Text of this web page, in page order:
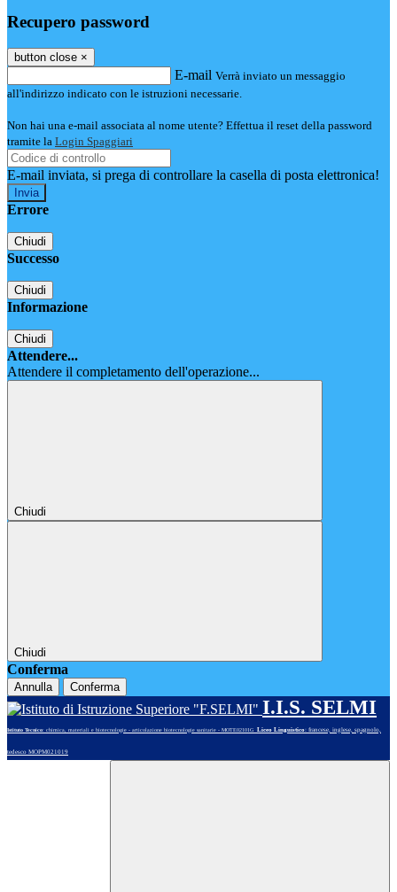
Recupero password
button close ×
E-mail Verrà inviato un messaggio
all'indirizzo indicato con le istruzioni necessarie.
Non hai una e-mail associata al nome utente? Effettua il reset della password
tramite la Login Spaggiari
E-mail inviata, si prega di controllare la casella di posta elettronica!
Errore
Chiudi
Successo
Chiudi
Informazione
Chiudi
Attendere...
Attendere il completamento dell'operazione...
Chiudi
Chiudi
Conferma
Annulla Conferma
I.I.S. SELMI
Istituto Tecnico: chimica, materiali e biotecnologie - articolazione biotecnologie sanitarie - MOTE02101G Liceo Linguistico: francese, inglese, spagnolo,
tedesco MOPM021019